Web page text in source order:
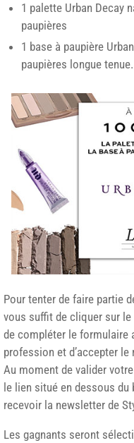
1 palette Urban Decay
paupières
1 base à paupière
paupières longue tenue.
Pour tenter de faire partie
vous suffit de cliquer sur le
de compléter le formulaire
profession et d’accepter le
Au moment de valider
le lien situé en dessous du
recevoir la newsletter de
Les gagnants seront